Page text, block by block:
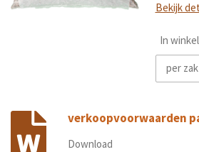
Bekijk
In
verkoopvoorwaarden
Download